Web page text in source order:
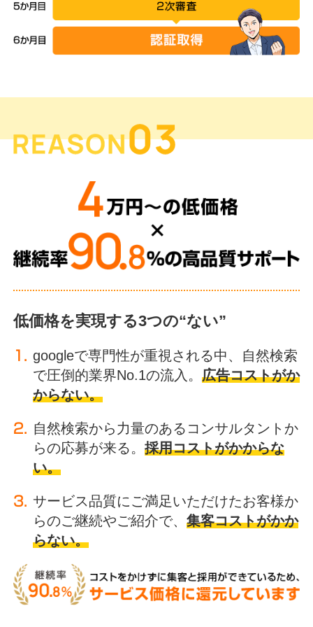
低価格を実現する3つの“ない”
googleで専門性が重視される中、自然検索
で圧倒的業界No.1の流入。 広告コストがか
からない。
自然検索から力量のあるコンサルタントか
らの応募が来る。 採用コストがかからな
い。
サービス品質にご満足いただけたお客様か
らのご継続やご紹介で、 集客コストがかか
らない。